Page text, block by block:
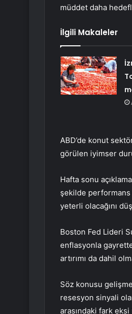
müddet daha
İlgili Makaleler
ABD’de konut
görülen iyimser
Hafta sonu
şekilde performans
yeterli olacağını
Boston Fed Lideri
enflasyonla
artırımı da dahil
Söz konusu
resesyon sinyali
arasındaki fark